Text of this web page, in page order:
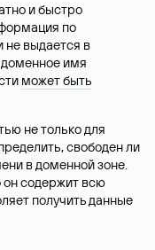
и быстро
по
не выдается в
доменное имя
может быть
не только для
свободен ли
в доменной зоне.
он содержит всю
получить данные